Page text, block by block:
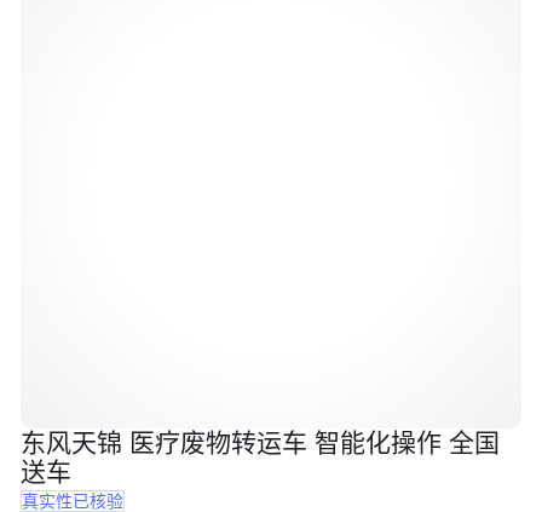
东风天锦 医疗废物转运车 智能化操作 全国
送车
真实性已核验